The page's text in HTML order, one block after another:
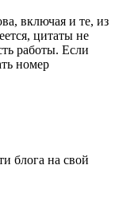
включая и те, из
цитаты не
работы. Если
номер
блога на свой